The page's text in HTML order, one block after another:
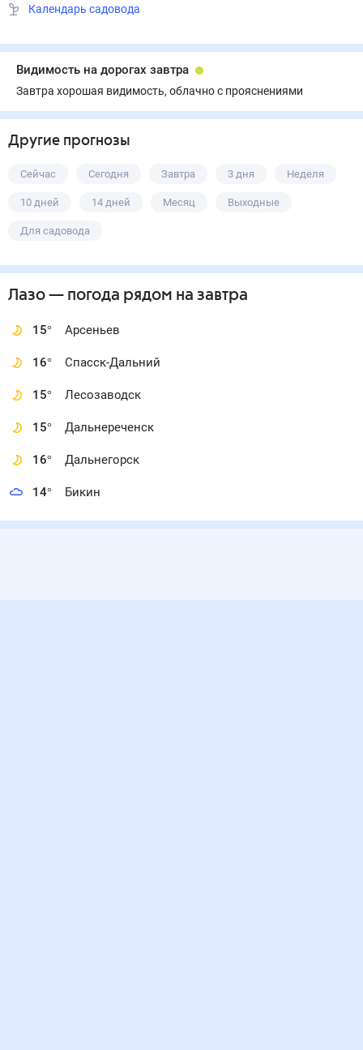
Календарь садовода
Видимость на дорогах завтра
Завтра хорошая видимость, облачно с прояснениями
Другие прогнозы
Сейчас Сегодня Завтра 3 дня Неделя
10 дней 14 дней Месяц Выходные
Для садовода
Лазо— погода рядом на завтра
15° Арсеньев
16° Спасск-Дальний
15° Лесозаводск
15° Дальнереченск
16° Дальнегорск
14° Бикин